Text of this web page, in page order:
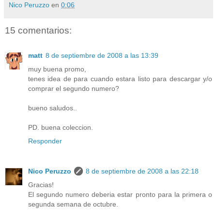
Nico Peruzzo en 0:06
15 comentarios:
matt 8 de septiembre de 2008 a las 13:39
muy buena promo,
tenes idea de para cuando estara listo para descargar y/o
comprar el segundo numero?
bueno saludos..
PD. buena coleccion.
Responder
Nico Peruzzo
8 de septiembre de 2008 a las 22:18
Gracias!
El segundo numero deberia estar pronto para la primera o
segunda semana de octubre.